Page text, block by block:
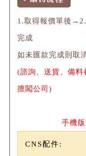
1.取得報價單後
完成
如未匯款完成則取
(諮詢、送貨、備料
擅闖公司)
手機
CNS配件: